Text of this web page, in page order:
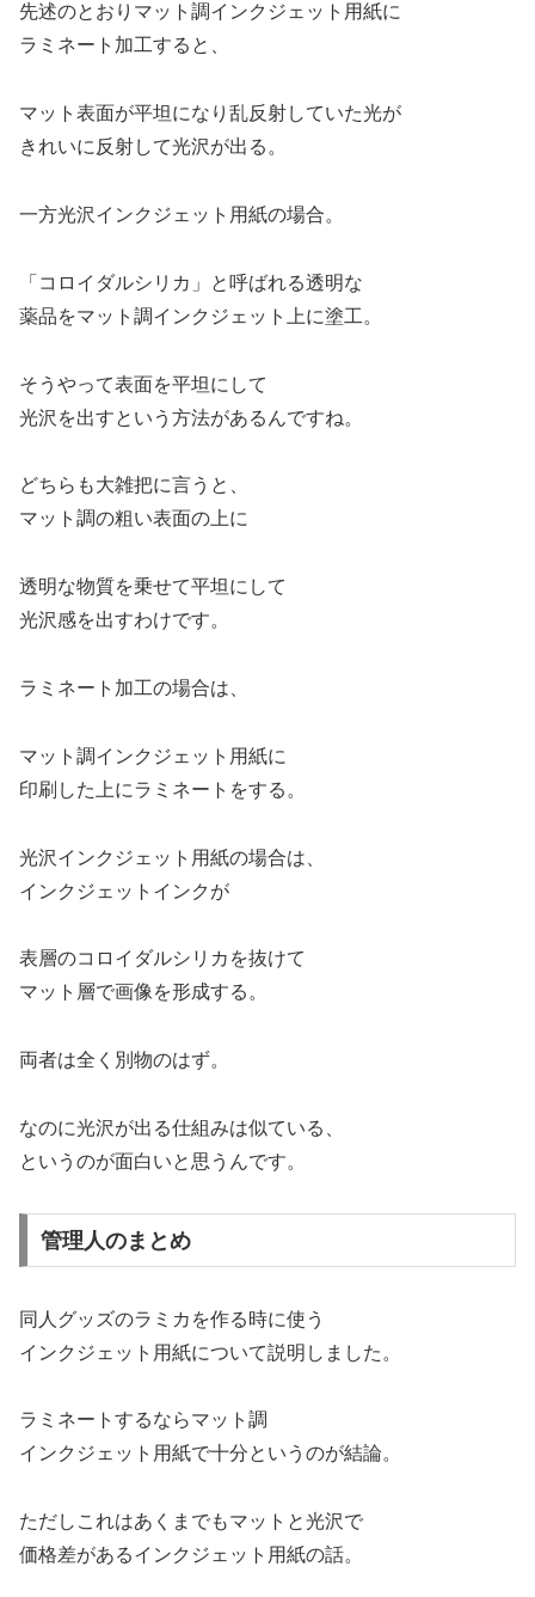
先述のとおりマット調インクジェット用紙に
ラミネート加工すると、
マット表面が平坦になり乱反射していた光が
きれいに反射して光沢が出る。
一方光沢インクジェット用紙の場合。
「コロイダルシリカ」と呼ばれる透明な
薬品をマット調インクジェット上に塗工。
そうやって表面を平坦にして
光沢を出すという方法があるんですね。
どちらも大雑把に言うと、
マット調の粗い表面の上に
透明な物質を乗せて平坦にして
光沢感を出すわけです。
ラミネート加工の場合は、
マット調インクジェット用紙に
印刷した上にラミネートをする。
光沢インクジェット用紙の場合は、
インクジェットインクが
表層のコロイダルシリカを抜けて
マット層で画像を形成する。
両者は全く別物のはず。
なのに光沢が出る仕組みは似ている、
というのが面白いと思うんです。
管理人のまとめ
同人グッズのラミカを作る時に使う
インクジェット用紙について説明しました。
ラミネートするならマット調
インクジェット用紙で十分というのが結論。
ただしこれはあくまでもマットと光沢で
価格差があるインクジェット用紙の話。